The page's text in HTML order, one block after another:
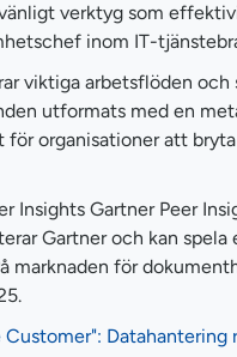
verktyg som
inom IT-
viktiga arbetsflöden
utformats med en
organisationer att
Gartner Peer
Gartner och kan
för
Datahantering